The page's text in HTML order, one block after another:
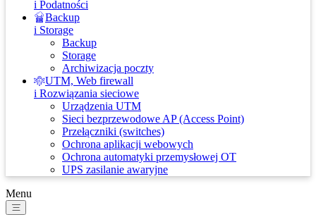
i Podatności
Backup
i Storage
Backup
Storage
Archiwizacja poczty
UTM, Web firewall
i Rozwiązania sieciowe
Urządzenia UTM
Sieci bezprzewodowe AP (Access Point)
Przełączniki (switches)
Ochrona aplikacji webowych
Ochrona automatyki przemysłowej OT
UPS zasilanie awaryjne
Menu